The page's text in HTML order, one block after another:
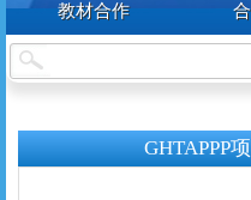
教材合作
GHTAPPP